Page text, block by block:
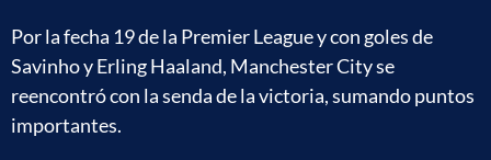
Por la fecha 19 de la Premier League y con goles de
Savinho y Erling Haaland, Manchester City se
reencontró con la senda de la victoria, sumando puntos
importantes.